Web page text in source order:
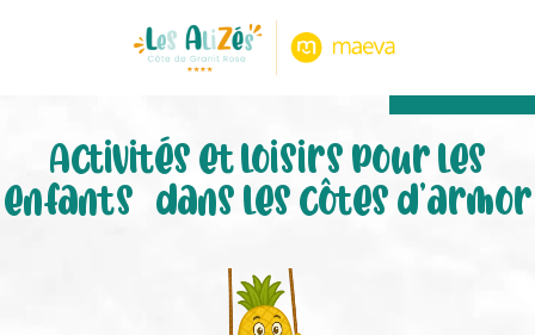
Activités et loisirs pour les
enfants dans les côtes d’armor